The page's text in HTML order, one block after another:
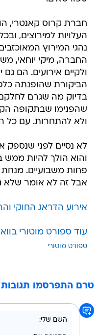
חברת קרוס קאנטרי,
העלויות למירוצים,
נהגי המירוץ
החברה, מיקי יוחאי,
ולקיים אירועים. הם
הביקורת שהופנתה
בדיוק מה שגרם
שהפנימו שבתקופה
ולא להתחרות. עם כל
לא נסיים לפני שנספק
פחות משבועיים.
אבל זה לא אומר שלא
אירוע הדראג החוקי
עוד ספורט מוטורי
ספורט מוטורי
טרם התפרסמו תגובות